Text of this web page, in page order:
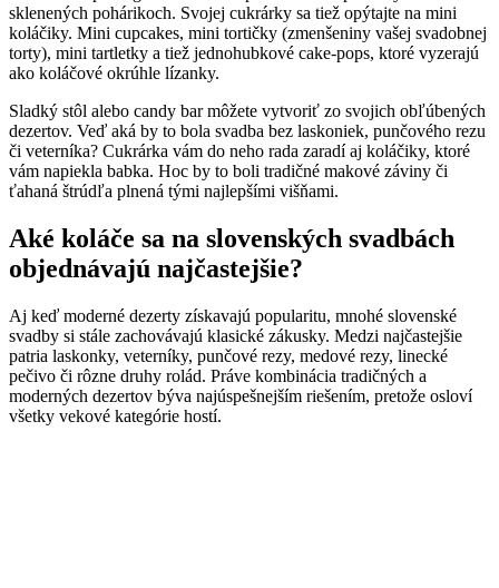
sklenených pohárikoch. Svojej cukrárky sa tiež opýtajte na mini
koláčiky. Mini cupcakes, mini tortičky (zmenšeniny vašej svadobnej
torty), mini tartletky a tiež jednohubkové cake-pops, ktoré vyzerajú
ako koláčové okrúhle lízanky.
Sladký stôl alebo candy bar môžete vytvoriť zo svojich obľúbených
dezertov. Veď aká by to bola svadba bez laskoniek, punčového rezu
či veterníka? Cukrárka vám do neho rada zaradí aj koláčiky, ktoré
vám napiekla babka. Hoc by to boli tradičné makové záviny či
ťahaná štrúdľa plnená tými najlepšími višňami.
Aké koláče sa na slovenských svadbách
objednávajú najčastejšie?
Aj keď moderné dezerty získavajú popularitu, mnohé slovenské
svadby si stále zachovávajú klasické zákusky. Medzi najčastejšie
patria laskonky, veterníky, punčové rezy, medové rezy, linecké
pečivo či rôzne druhy rolád. Práve kombinácia tradičných a
moderných dezertov býva najúspešnejším riešením, pretože osloví
všetky vekové kategórie hostí.